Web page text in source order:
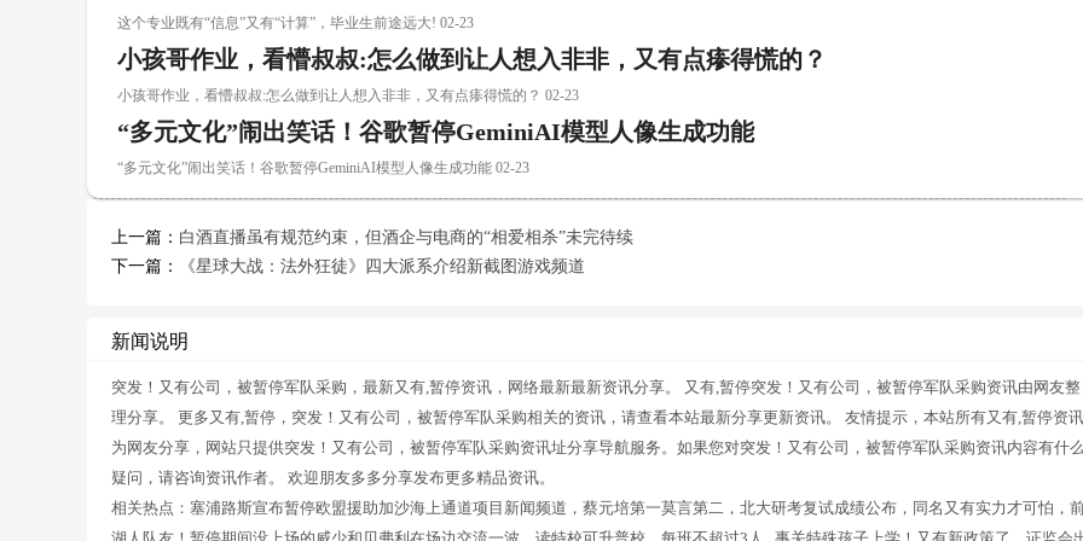
这个专业既有“信息”又有“计算”，毕业生前途远大! 02-23
小孩哥作业，看懵叔叔:怎么做到让人想入非非，又有点瘆得慌的？
小孩哥作业，看懵叔叔:怎么做到让人想入非非，又有点瘆得慌的？ 02-23
“多元文化”闹出笑话！谷歌暂停GeminiAI模型人像生成功能
“多元文化”闹出笑话！谷歌暂停GeminiAI模型人像生成功能 02-23
上一篇： 白酒直播虽有规范约束，但酒企与电商的“相爱相杀”未完待续
下一篇：
《星球大战：法外狂徒》四大派系介绍新截图游戏频道
新闻说明
突发！又有公司，被暂停军队采购，最新又有,暂停资讯，网络最新最新资讯分享。 又有,暂停突发！又有公司，被暂停军队采购资讯由网友整
理分享。 更多又有,暂停，突发！又有公司，被暂停军队采购相关的资讯，请查看本站最新分享更新资讯。 友情提示，本站所有又有,暂停资讯
为网友分享，网站只提供突发！又有公司，被暂停军队采购资讯址分享导航服务。如果您对突发！又有公司，被暂停军队采购资讯内容有什么
疑问，请咨询资讯作者。 欢迎朋友多多分享发布更多精品资讯。
相关热点：塞浦路斯宣布暂停欧盟援助加沙海上通道项目新闻频道，蔡元培第一莫言第二，北大研考复试成绩公布，同名又有实力才可怕，